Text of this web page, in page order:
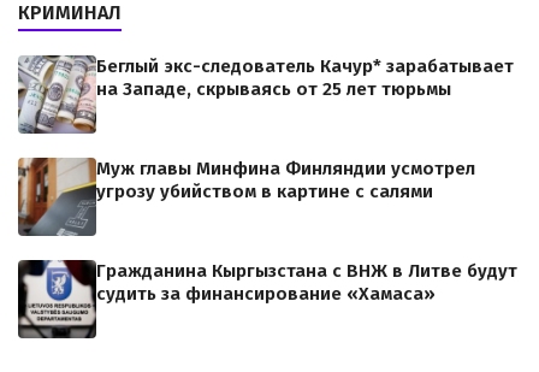
КРИМИНАЛ
Беглый экс-следователь Качур* зарабатывает
на Западе, скрываясь от 25 лет тюрьмы
Муж главы Минфина Финляндии усмотрел
угрозу убийством в картине с салями
Гражданина Кыргызстана с ВНЖ в Литве будут
судить за финансирование «Хамаса»